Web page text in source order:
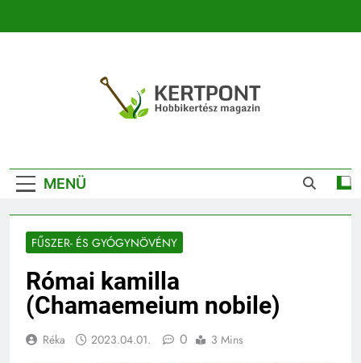
Kertészeti
Magazin |
Növénykereső És
Növényhatározó
MENÜ
FŰSZER- ÉS GYÓGYNÖVÉNY
Római kamilla
(Chamaemeium nobile)
Réka 2023.04.01. 0 3 Mins